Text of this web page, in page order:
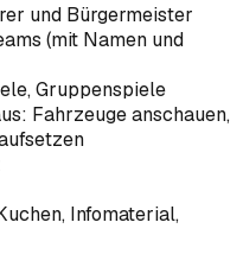
und Bürgermeister
(mit Namen und
Gruppenspiele
Fahrzeuge anschauen,
Infomaterial,